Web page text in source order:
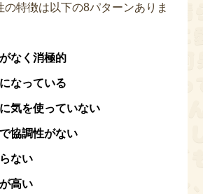
の特徴は以下の8パターンありま
なく消極的
なっている
気を使っていない
協調性がない
ない
高い